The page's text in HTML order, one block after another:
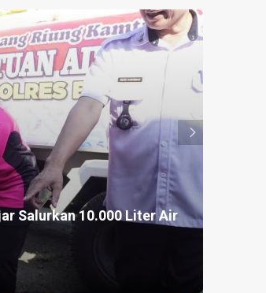
Liter Air
HEADLINE
Akhirnya, Tiga Anak